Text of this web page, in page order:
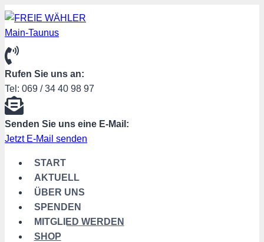
Zum
Rufen Sie uns an:
Tel: 069 / 34 40 98 97
Senden Sie uns eine E-Mail:
Jetzt E-Mail senden
START
AKTUELL
ÜBER UNS
SPENDEN
MITGLIED WERDEN
SHOP